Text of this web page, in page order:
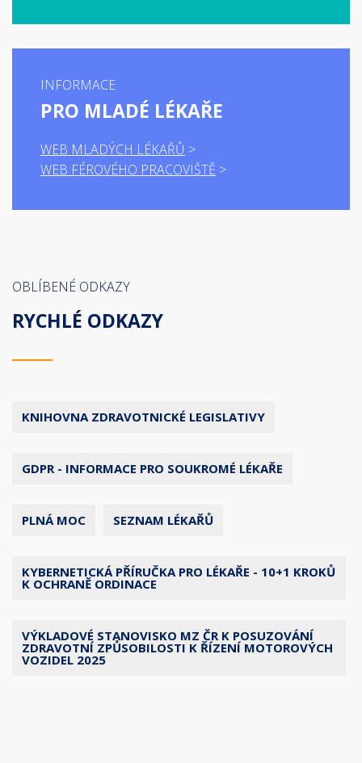
INFORMACE
PRO MLADÉ LÉKAŘE
WEB MLADÝCH LÉKAŘŮ
WEB FÉROVÉHO PRACOVIŠTĚ
OBLÍBENÉ ODKAZY
RYCHLÉ ODKAZY
KNIHOVNA ZDRAVOTNICKÉ LEGISLATIVY
GDPR - INFORMACE PRO SOUKROMÉ LÉKAŘE
PLNÁ MOC SEZNAM LÉKAŘŮ
KYBERNETICKÁ PŘÍRUČKA PRO LÉKAŘE - 10+1 KROKŮ
K OCHRANĚ ORDINACE
VÝKLADOVÉ STANOVISKO MZ ČR K POSUZOVÁNÍ
ZDRAVOTNÍ ZPŮSOBILOSTI K ŘÍZENÍ MOTOROVÝCH
VOZIDEL 2025